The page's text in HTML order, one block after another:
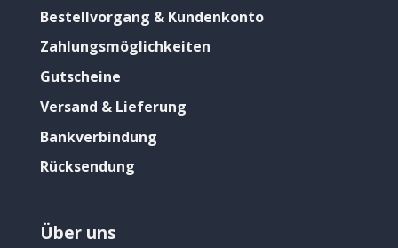
Bestellvorgang & Kundenkonto
Zahlungsmöglichkeiten
Gutscheine
Versand & Lieferung
Bankverbindung
Rücksendung
Über uns